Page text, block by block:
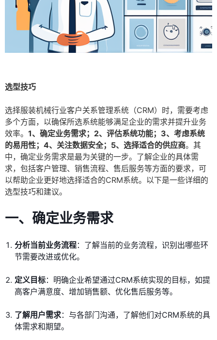
选型技巧
选择服装机械行业客户关系管理系统（CRM）时，需要考虑
多个方面，以确保所选系统能够满足企业的需求并提升业务
效率。 1、确定业务需求；2、评估系统功能；3、考虑系统
的易用性；4、关注数据安全；5、选择适合的供应商。其
中，确定业务需求是最为关键的一步。了解企业的具体需
求，包括客户管理、销售流程、售后服务等方面的要求，可
以帮助企业更好地选择适合的CRM系统。以下是一些详细的
选型技巧和建议。
一、确定业务需求
分析当前业务流程：了解当前的业务流程，识别出哪些环
节需要改进或优化。
定义目标：明确企业希望通过CRM系统实现的目标，如提
高客户满意度、增加销售额、优化售后服务等。
了解用户需求：与各部门沟通，了解他们对CRM系统的具
体需求和期望。